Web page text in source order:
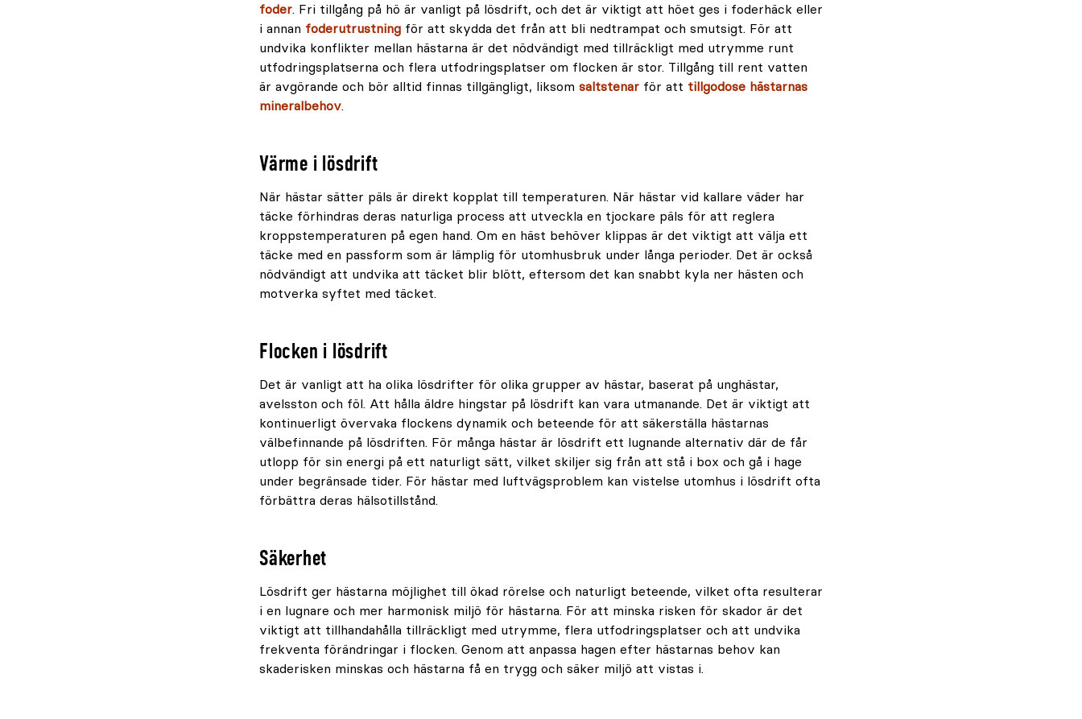
foder. Fri tillgång på hö är vanligt på lösdrift, och det är viktigt att höet ges i foderhäck eller
i annan foderutrustning för att skydda det från att bli nedtrampat och smutsigt. För att
undvika konflikter mellan hästarna är det nödvändigt med tillräckligt med utrymme runt
utfodringsplatserna och flera utfodringsplatser om flocken är stor. Tillgång till rent vatten
är avgörande och bör alltid finnas tillgängligt, liksom saltstenar för att tillgodose hästarnas
mineralbehov.
Värme i lösdrift
När hästar sätter päls är direkt kopplat till temperaturen. När hästar vid kallare väder har
täcke förhindras deras naturliga process att utveckla en tjockare päls för att reglera
kroppstemperaturen på egen hand. Om en häst behöver klippas är det viktigt att välja ett
täcke med en passform som är lämplig för utomhusbruk under långa perioder. Det är också
nödvändigt att undvika att täcket blir blött, eftersom det kan snabbt kyla ner hästen och
motverka syftet med täcket.
Flocken i lösdrift
Det är vanligt att ha olika lösdrifter för olika grupper av hästar, baserat på unghästar,
avelsston och föl. Att hålla äldre hingstar på lösdrift kan vara utmanande. Det är viktigt att
kontinuerligt övervaka flockens dynamik och beteende för att säkerställa hästarnas
välbefinnande på lösdriften. För många hästar är lösdrift ett lugnande alternativ där de får
utlopp för sin energi på ett naturligt sätt, vilket skiljer sig från att stå i box och gå i hage
under begränsade tider. För hästar med luftvägsproblem kan vistelse utomhus i lösdrift ofta
förbättra deras hälsotillstånd.
Säkerhet
Lösdrift ger hästarna möjlighet till ökad rörelse och naturligt beteende, vilket ofta resulterar
i en lugnare och mer harmonisk miljö för hästarna. För att minska risken för skador är det
viktigt att tillhandahålla tillräckligt med utrymme, flera utfodringsplatser och att undvika
frekventa förändringar i flocken. Genom att anpassa hagen efter hästarnas behov kan
skaderisken minskas och hästarna få en trygg och säker miljö att vistas i.